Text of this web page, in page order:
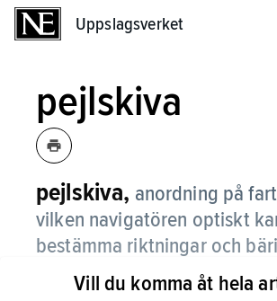
Uppslagsverket
pejlskiva
pejlskiva, anordning på
vilken navigatören optiskt
bestämma riktningar och
Pejlskivan placeras vanligen på
Vill du komma åt hela